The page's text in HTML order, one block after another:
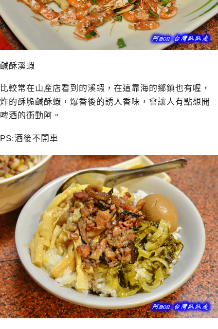
鹹酥溪蝦
比較常在山產店看到的溪蝦，在這靠海的鄉鎮也有喔，
炸的酥脆鹹酥蝦，爆香後的誘人香味，會讓人有點想開
啤酒的衝動阿。
PS:酒後不開車